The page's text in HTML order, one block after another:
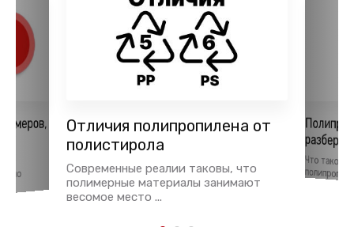
Отличия полипропилена от
полистирола
Современные реалии таковы, что
полимерные материалы занимают
весомое место ...
Что такое